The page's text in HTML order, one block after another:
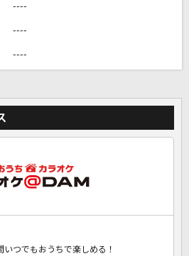
ケをもっと楽しもう！
と一緒に！練習にも！
----
----
----
つでもおうちで楽しめる！